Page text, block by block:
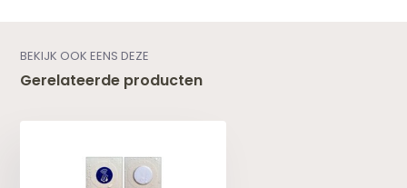
BEKIJK OOK EENS DEZE
Gerelateerde producten